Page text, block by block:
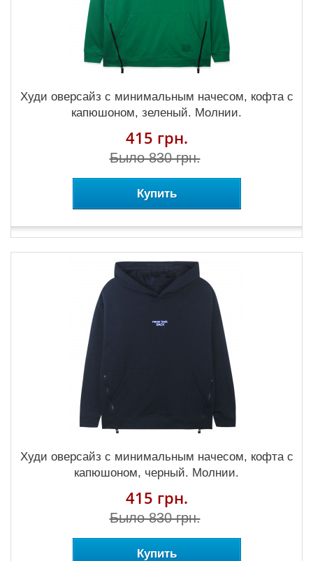
Худи оверсайз с минимальным начесом, кофта с
капюшоном, зеленый. Молнии.
415 грн.
Было 830 грн.
Купить
Худи оверсайз с минимальным начесом, кофта с
капюшоном, черный. Молнии.
415 грн.
Было 830 грн.
Купить